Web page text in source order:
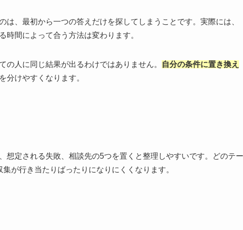
は、最初から一つの答えだけを探してしまうことです。実際には、
時間によって合う方法は変わります。
人に同じ結果が出るわけではありません。
自分の条件に置き換え
分けやすくなります。
想定される失敗、相談先の5つを置くと整理しやすいです。どのテー
が行き当たりばったりになりにくくなります。